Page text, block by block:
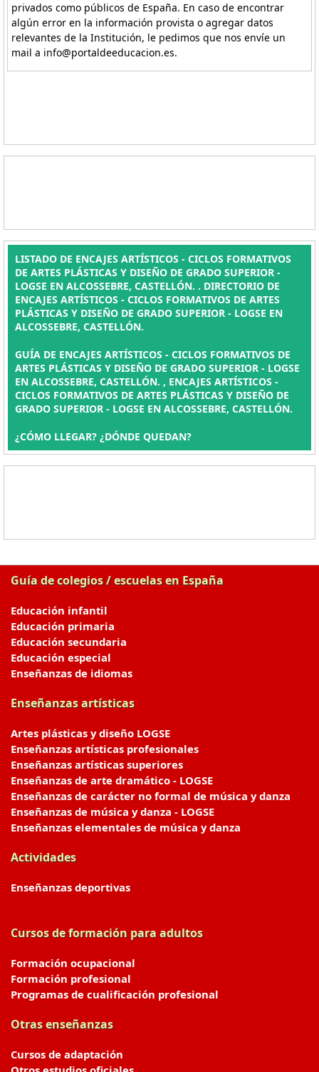
privados como públicos de España. En caso de encontrar
algún error en la información provista o agregar datos
relevantes de la Institución, le pedimos que nos envíe un
mail a info@portaldeeducacion.es.
LISTADO DE ENCAJES ARTÍSTICOS - CICLOS FORMATIVOS
DE ARTES PLÁSTICAS Y DISEÑO DE GRADO SUPERIOR -
LOGSE EN ALCOSSEBRE, CASTELLÓN. . DIRECTORIO DE
ENCAJES ARTÍSTICOS - CICLOS FORMATIVOS DE ARTES
PLÁSTICAS Y DISEÑO DE GRADO SUPERIOR - LOGSE EN
ALCOSSEBRE, CASTELLÓN.
GUÍA DE ENCAJES ARTÍSTICOS - CICLOS FORMATIVOS DE
ARTES PLÁSTICAS Y DISEÑO DE GRADO SUPERIOR - LOGSE
EN ALCOSSEBRE, CASTELLÓN. , ENCAJES ARTÍSTICOS -
CICLOS FORMATIVOS DE ARTES PLÁSTICAS Y DISEÑO DE
GRADO SUPERIOR - LOGSE EN ALCOSSEBRE, CASTELLÓN.
¿CÓMO LLEGAR? ¿DÓNDE QUEDAN?
Guía de colegios / escuelas en España
Educación infantil
Educación primaria
Educación secundaria
Educación especial
Enseñanzas de idiomas
Enseñanzas artísticas
Artes plásticas y diseño LOGSE
Enseñanzas artísticas profesionales
Enseñanzas artísticas superiores
Enseñanzas de arte dramático - LOGSE
Enseñanzas de carácter no formal de música y danza
Enseñanzas de música y danza - LOGSE
Enseñanzas elementales de música y danza
Actividades
Enseñanzas deportivas
Cursos de formación para adultos
Formación ocupacional
Formación profesional
Programas de cualificación profesional
Otras enseñanzas
Cursos de adaptación